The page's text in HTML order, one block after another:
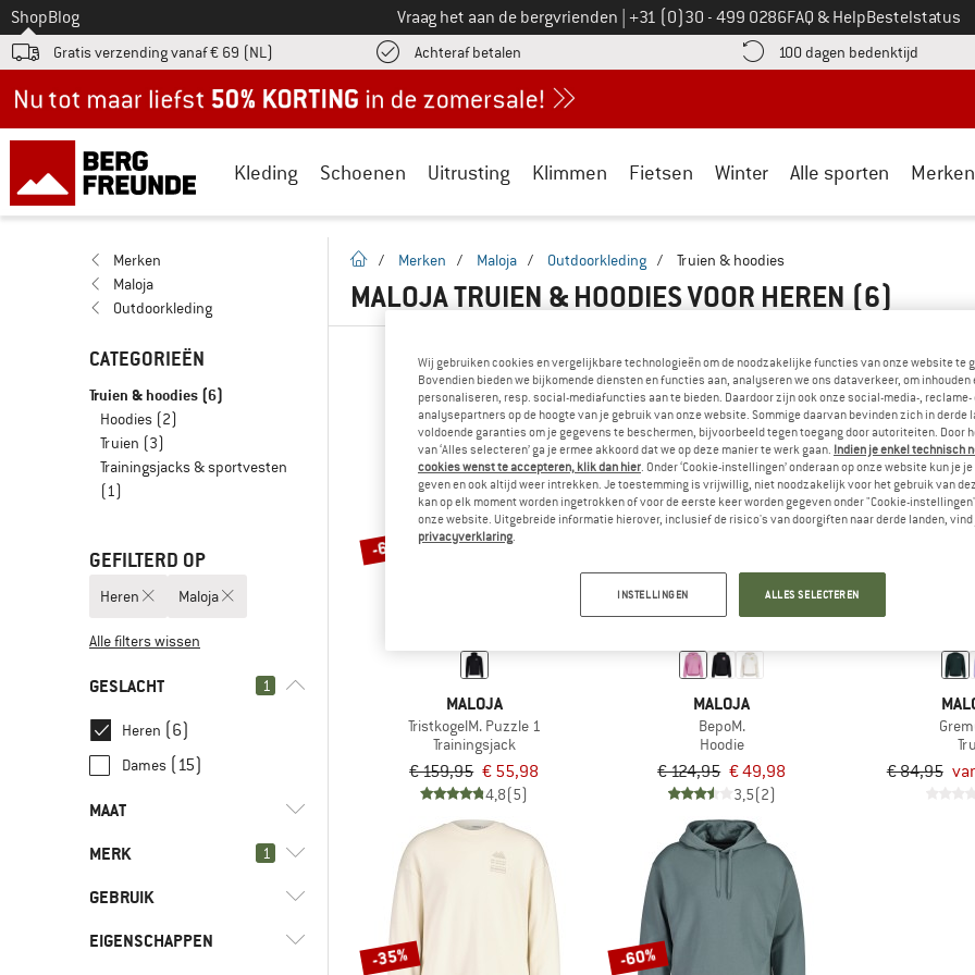
Naar
ShopBlog Vraag het aan de bergvrienden Bel ons op
+31 (0)30 - 499 0286FAQ & HelpBestelstatus
Gratis verzending vanaf € 69 (NL) Achteraf betalen vind de betalingsinformatie hier! Opent in een infovak
100 dagen bedenktijd Vind
Kleding Schoenen Uitrusting Klimmen Fietsen Winter Alle sporten Merken
Merken
Maloja
Outdoorkleding
CATEGORIEËN
Truien & hoodies (6)
Hoodies (2)
Truien (3)
Trainingsjacks & sportvesten
(1)
GEFILTERD OP
Heren Maloja
Alle filters wissen
GESLACHT 1
Heren (6)
Dames (15)
MAAT
XS XL
XXL
MERK 1
GEBRUIK
Dagelijks leven
EIGENSCHAPPEN
Startpagina
/ Merken / Maloja / Outdoorkleding / Truien & hoodies
MALOJA TRUIEN & HOODIES VOOR HEREN (6)
-65%
MALOJA
TristkogelM. Puzzle 1
Trainingsjack
€ 159,95 € 55,98
4,8(5)
MALOJA
BepoM.
Hoodie
€ 124,95 € 49,98
3,5(2)
€ 84,95
-35% -60%
Wij gebruiken cookies en vergelijkbare technologieën om de noodzakelijke functies van onze website te
Bovendien bieden we bijkomende diensten en functies aan, analyseren we ons dataverkeer, om inhouden
personaliseren, resp. social-mediafuncties aan te bieden. Daardoor zijn ook onze social-media-, reclame-
analysepartners op de hoogte van je gebruik van onze website. Sommige daarvan bevinden zich in derde
voldoende garanties om je gegevens te beschermen, bijvoorbeeld tegen toegang door autoriteiten. Door
van ‘Alles selecteren’ ga je ermee akkoord dat we op deze manier te werk gaan. Indien je enkel technisch
cookies wenst te accepteren, klik dan hier. Onder ‘Cookie-instellingen’ onderaan op onze website kun je
geven en ook altijd weer intrekken. Je toestemming is vrijwillig, niet noodzakelijk voor het gebruik van
kan op elk moment worden ingetrokken of voor de eerste keer worden gegeven onder "Cookie-
onze website. Uitgebreide informatie hierover, inclusief de risico's van doorgiften naar derde landen, vind
privacyverklaring.
INSTELLINGEN ALLES SELECTEREN